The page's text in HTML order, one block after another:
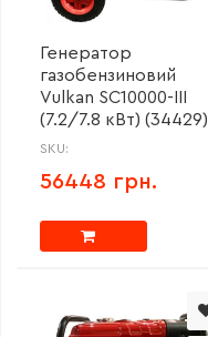
Генератор
газобензиновий
Vulkan SC10000-III
(7.2/7.8 кВт) (34429)
SKU:
56448 грн.